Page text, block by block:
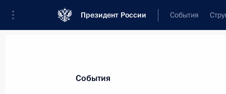
Президент России События
События